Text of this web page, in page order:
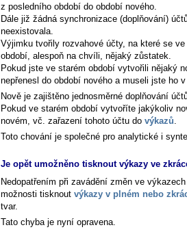
z posledního období do období nového.
Dále již žádná synchronizace (doplňování)
neexistovala.
Výjimku tvořily rozvahové účty, na které se
období, alespoň na chvíli, nějaký zůstatek.
Pokud jste ve starém období vytvořili nějaký
nepřenesl do období nového a museli jste ho
Nově je zajištěno jednosměrné doplňování
Pokud ve starém období vytvoříte jakýkoliv
novém, vč. zařazení tohoto účtu do výkazů
Toto chování je společné pro analytické i
Je opět umožněno tisknout výkazy ve
Nedopatřením při zavádění změn ve
možnosti tisknout výkazy v plném nebo
tvar.
Tato chyba je nyní opravena.